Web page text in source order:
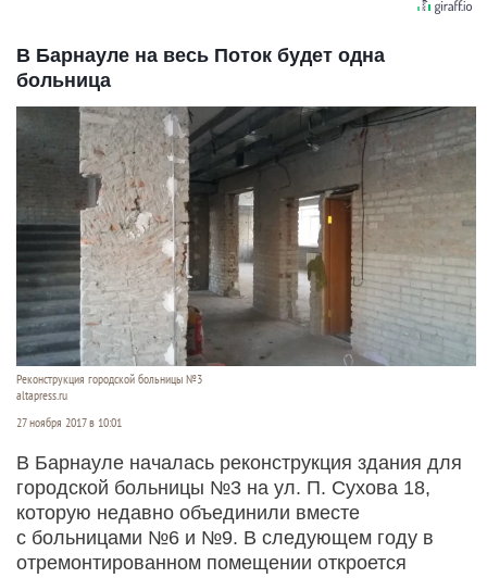
В Барнауле на весь Поток будет одна
больница
Реконструкция городской больницы №3
altapress.ru
27 ноября 2017 в 10:01
В Барнауле началась реконструкция здания для
городской больницы №3 на ул. П. Сухова 18,
которую недавно объединили вместе
с больницами №6 и №9. В следующем году в
отремонтированном помещении откроется